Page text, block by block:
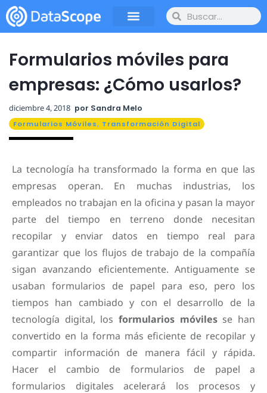
Formularios móviles para
empresas: ¿Cómo usarlos?
diciembre 4, 2018 por Sandra Melo
Formularios Móviles , Transformación Digital
La tecnología ha transformado la forma en que las
empresas operan. En muchas industrias, los
empleados no trabajan en la oficina y pasan la mayor
parte del tiempo en terreno donde necesitan
recopilar y enviar datos en tiempo real para
garantizar que los flujos de trabajo de la compañía
sigan avanzando eficientemente. Antiguamente se
usaban formularios de papel para eso, pero los
tiempos han cambiado y con el desarrollo de la
tecnología digital, los formularios móvilesse han
convertido en la forma más eficiente de recopilar y
compartir información de manera fácil y rápida.
Hacer el cambio de formularios de papel a
formularios digitales acelerará los procesos y